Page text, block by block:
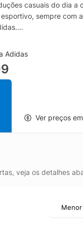
casuais do dia a
sempre com
unissex, essa jaqueta
combinar com
e tênis. O modelo é
ajudando a
mobilidade, seja para
NY e presença
Adidas
Ver preços
veja os detalhes